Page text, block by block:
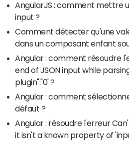
AngularJS : comment mettre
input ?
Comment détecter qu'une
dans un composant enfant
Angular : comment résoudre
end of JSON input while
plugin":"0' ?
Angular : comment
défaut ?
Angular : résoudre l'erreur
it isn't a known property of